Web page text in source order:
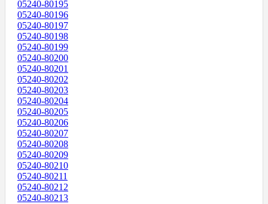
05240-80195
05240-80196
05240-80197
05240-80198
05240-80199
05240-80200
05240-80201
05240-80202
05240-80203
05240-80204
05240-80205
05240-80206
05240-80207
05240-80208
05240-80209
05240-80210
05240-80211
05240-80212
05240-80213